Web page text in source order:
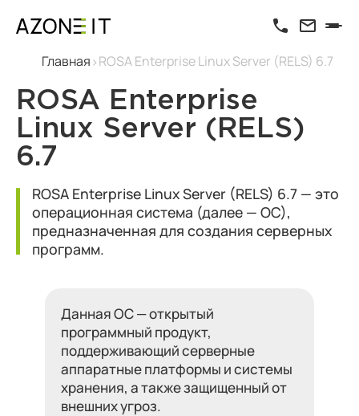
Главная ROSA Enterprise Linux Server (RELS) 6.7
ROSA Enterprise
Linux Server (RELS)
6.7
ROSA Enterprise Linux Server (RELS) 6.7 — это
операционная система (далее — ОС),
предназначенная для создания серверных
программ.
Данная ОС — открытый
программный продукт,
поддерживающий серверные
аппаратные платформы и системы
хранения, а также защищенный от
внешних угроз.